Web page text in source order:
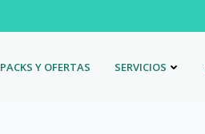
PACKS Y OFERTAS SERVICIOS